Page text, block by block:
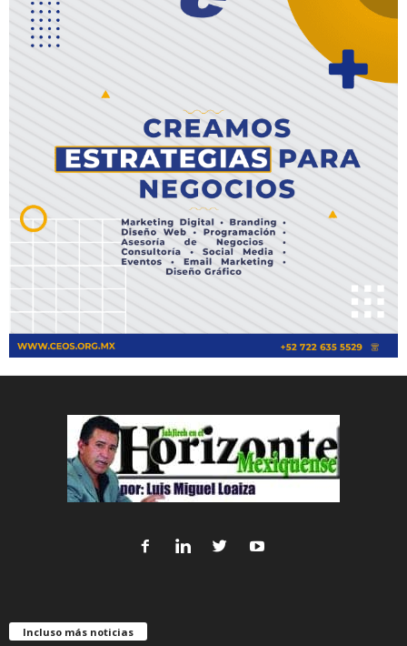
Incluso más noticias